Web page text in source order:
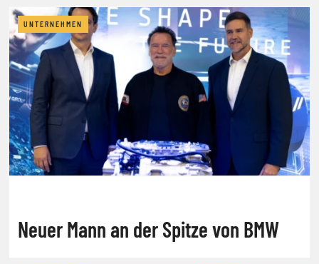
UNTERNEHMEN
Neuer Mann an der Spitze von BMW